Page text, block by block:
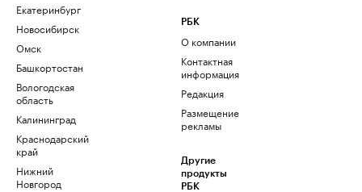
Екатеринбург
Новосибирск
Омск
Башкортостан
Вологодская
область
Калининград
Краснодарский
край
Нижний
Новгород
РБК
О компании
Контактная
информация
Редакция
Размещение
рекламы
Другие
продукты
РБК